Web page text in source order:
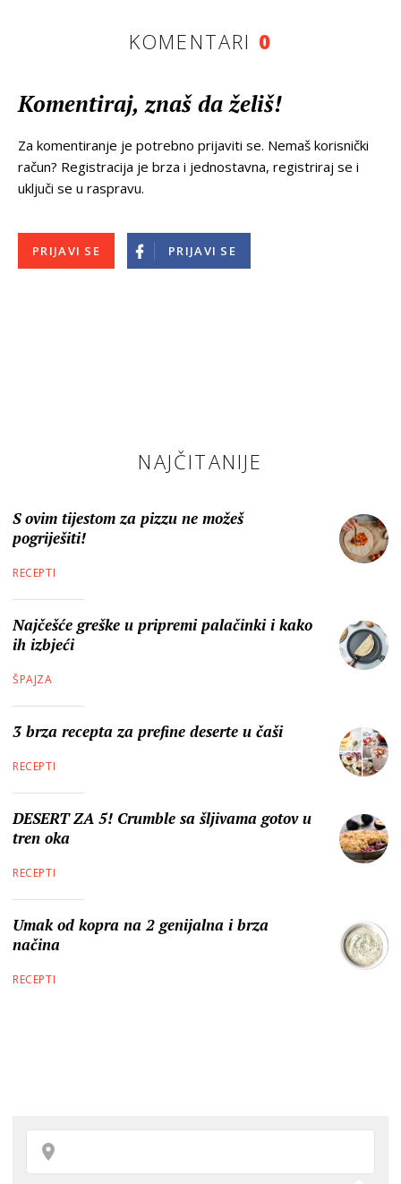
KOMENTARI 0
Komentiraj, znaš da želiš!
Za komentiranje je potrebno prijaviti se. Nemaš korisnički
račun? Registracija je brza i jednostavna, registriraj se i
uključi se u raspravu.
PRIJAVI SE PRIJAVI SE
NAJČITANIJE
S ovim tijestom za pizzu ne možeš
pogriješiti!
RECEPTI
Najčešće greške u pripremi palačinki i kako
ih izbjeći
ŠPAJZA
3 brza recepta za prefine deserte u čaši
RECEPTI
DESERT ZA 5! Crumble sa šljivama gotov u
tren oka
RECEPTI
Umak od kopra na 2 genijalna i brza
načina
RECEPTI